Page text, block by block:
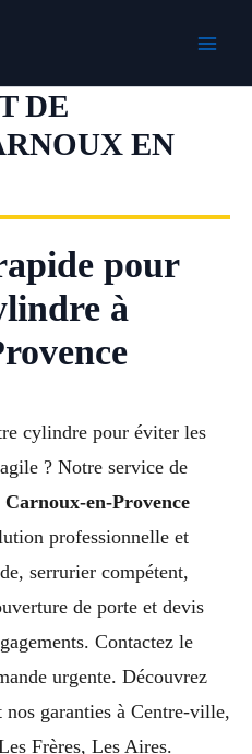
DE
EN
pour
à
cylindre pour éviter les
? Notre service de
en-Provence
professionnelle et
serrurier compétent,
de porte et devis
Contactez le
urgente. Découvrez
garanties à Centre-ville,
Frères, Les Aires.